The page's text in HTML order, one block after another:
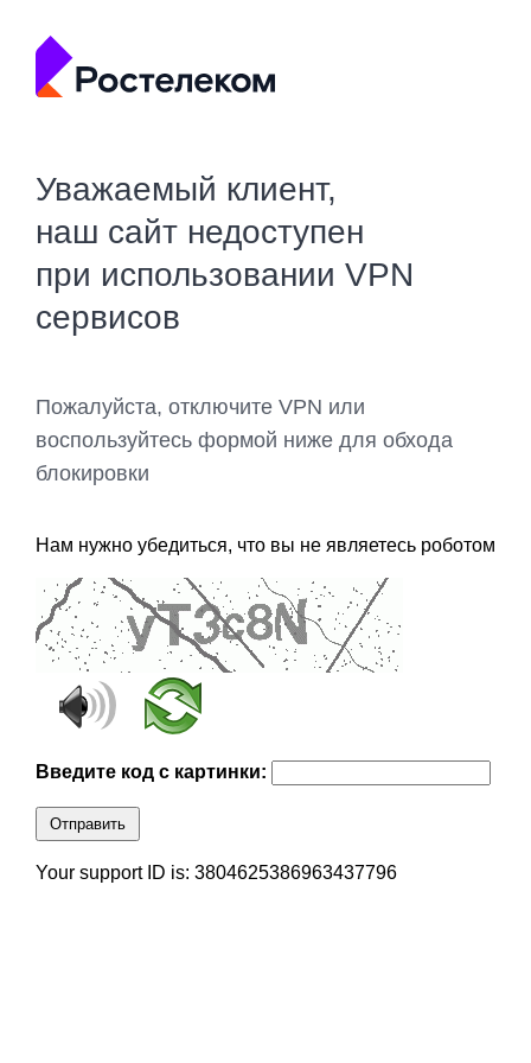
Уважаемый клиент,
наш сайт недоступен
при использовании VPN
сервисов
Пожалуйста, отключите VPN или
воспользуйтесь формой ниже для обхода
блокировки
Нам нужно убедиться, что вы не являетесь роботом
Введите код с картинки:
Отправить
Your support ID is: 3804625386963437796